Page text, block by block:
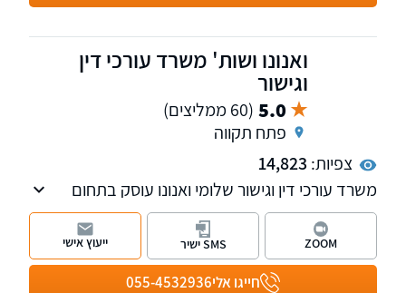
ואנונו ושות' משרד עורכי דין
וגישור
5.0 (60 ממליצים)
פתח תקווה
צפיות: 14,823
משרד עורכי דין וגישור שלומי ואנונו עוסק בתחום
המשפחה והמעמד האישי על כל רבדיו, בתחום
האזרחי: תביעות בנושא לשון הרע, סכסוכי שכנים
ופינוי מושכר. בנוסף, פועלת במשרד גם מחלקת
הוצאה לפועל.
חייגו אלי055-4532936
ZOOM SMS ישיר ייעוץ אישי